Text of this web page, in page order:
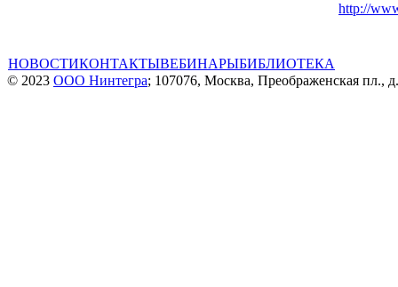
http://
НОВОСТИКОНТАКТЫВЕБИНАРЫБИБЛИОТЕКА
© 2023 ООО Нинтегра; 107076, Москва, Преображенская пл.,